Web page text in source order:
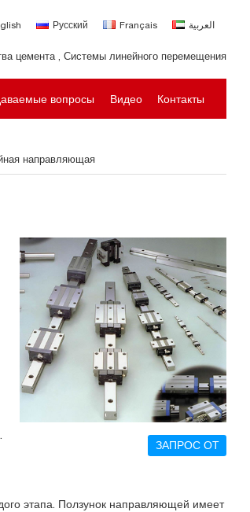
Русский Français العربية
цемента , Системы линейного перемещения
вопросы Видео Контакты
направляющая
ЗАПРОС ОТ
этапа. Ползунок направляющей имеет